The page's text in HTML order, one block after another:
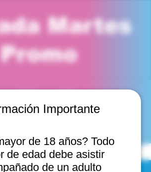
Importante
de 18 años? Todo
de edad debe asistir
de un adulto
Martes
Promo
ubicación
Chile